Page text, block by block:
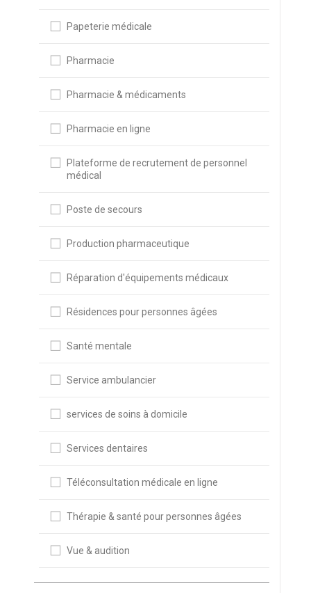
Papeterie médicale
Pharmacie
Pharmacie & médicaments
Pharmacie en ligne
Plateforme de recrutement de personnel
médical
Poste de secours
Production pharmaceutique
Réparation d'équipements médicaux
Résidences pour personnes âgées
Santé mentale
Service ambulancier
services de soins à domicile
Services dentaires
Téléconsultation médicale en ligne
Thérapie & santé pour personnes âgées
Vue & audition